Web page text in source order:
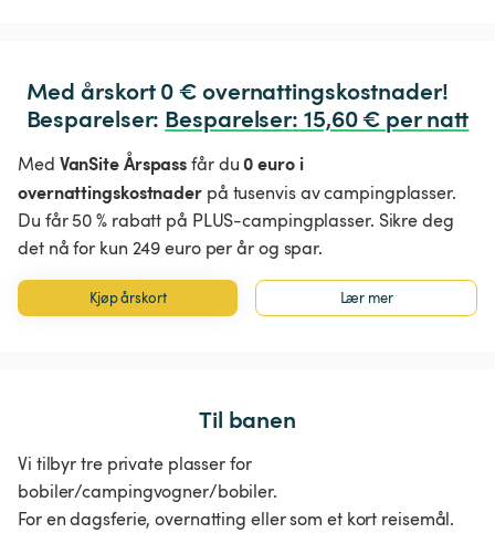
Med årskort 0 € overnattingskostnader!
Besparelser: Besparelser: 15,60 € per natt
Med VanSite Årspassfår du0 euro i
overnattingskostnaderpå tusenvis av campingplasser.
Du får 50 % rabatt på PLUS-campingplasser. Sikre deg
det nå for kun 249 euro per år og spar.
Kjøp årskort Lær mer
Til banen
Vi tilbyr tre private plasser for
bobiler/campingvogner/bobiler.
For en dagsferie, overnatting eller som et kort reisemål.